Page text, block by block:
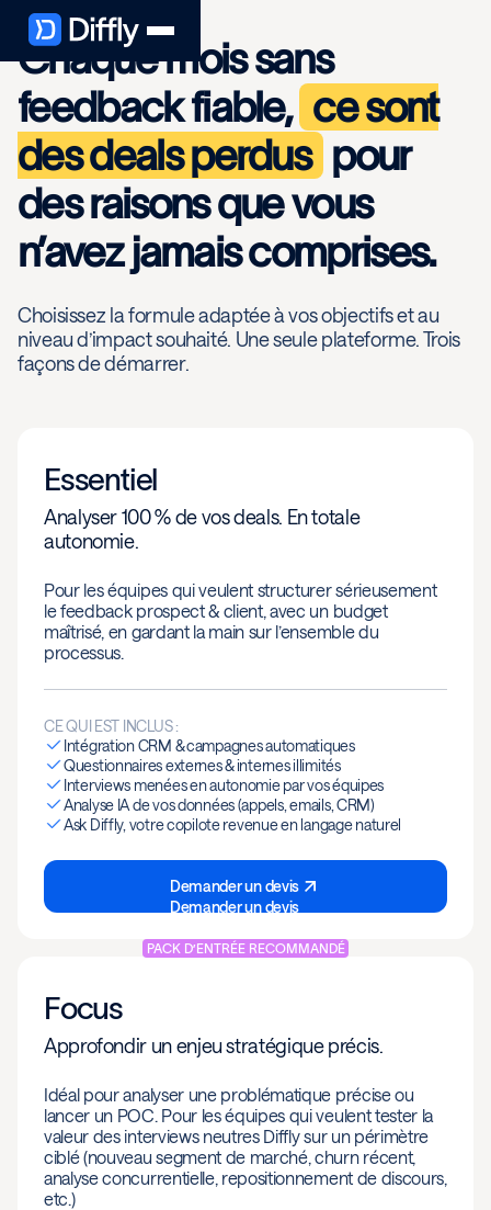
Chaque mois sans
feedback fiable, ce sont
des deals perdus pour
des raisons que vous
n’avez jamais comprises.
Choisissez la formule adaptée à vos objectifs et au
niveau d’impact souhaité. Une seule plateforme. Trois
façons de démarrer.
Essentiel
Analyser 100 % de vos deals. En totale
autonomie.
Pour les équipes qui veulent structurer sérieusement
le feedback prospect & client, avec un budget
maîtrisé, en gardant la main sur l’ensemble du
processus.
CE QUI EST INCLUS :
Intégration CRM & campagnes automatiques
Questionnaires externes & internes illimités
Interviews menées en autonomie par vos équipes
Analyse IA de vos données (appels, emails, CRM)
Ask Diffly, votre copilote revenue en langage naturel
Demander un devis
Demander un devis
PACK D’ENTRÉE RECOMMANDÉ
Focus
Approfondir un enjeu stratégique précis.
Idéal pour analyser une problématique précise ou
lancer un POC. Pour les équipes qui veulent tester la
valeur des interviews neutres Diffly sur un périmètre
ciblé (nouveau segment de marché, churn récent,
analyse concurrentielle, repositionnement de discours,
etc.)